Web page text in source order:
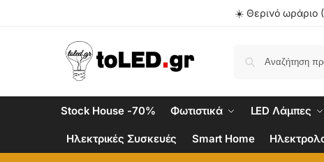
☀️ Θερινό ωράριο
Stock House -70% Φωτιστικά LED Λάμπες
Ηλεκτρικές Συσκευές Smart Home